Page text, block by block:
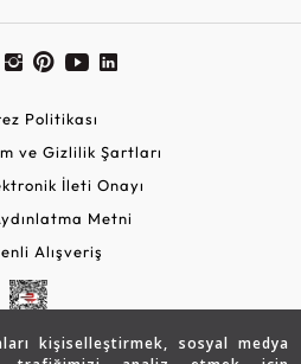
kişiselleştirmek, sosyal medya
Politikası
ve Gizlilik Şartları
İleti Onayı
Metni
Alışveriş